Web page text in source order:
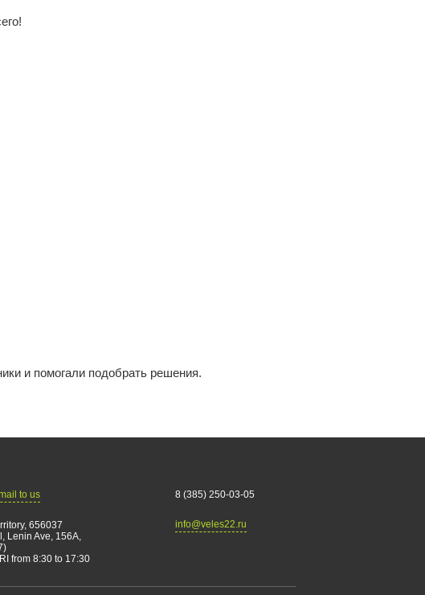
и помогали подобрать решения.
to us
656037
Lenin Ave, 156А,
from 8:30 to 17:30
8 (385) 250-03-05
info@veles22.ru